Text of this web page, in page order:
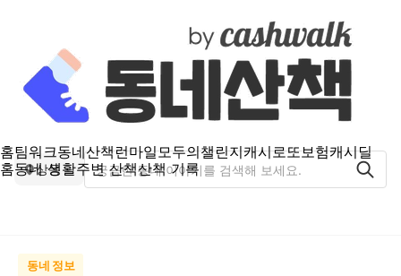
홈팀워크동네산책런마일모두의챌린지캐시로또보험캐시딜
홈동네 생활주변 산책산책 기록
상동
동네 정보